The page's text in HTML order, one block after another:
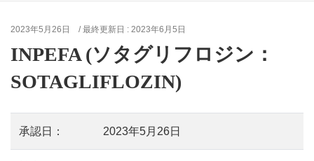
2023年5月26日 / 最終更新日 : 2023年6月5日
INPEFA (ソタグリフロジン：
SOTAGLIFLOZIN)
承認日： 2023年5月26日